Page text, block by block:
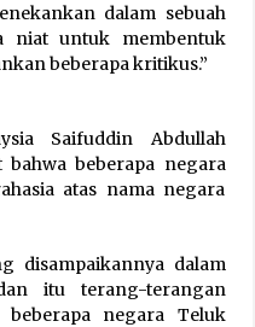
dalam sebuah
niat untuk membentuk
beberapa kritikus.”
Saifuddin Abdullah
bahwa beberapa negara
atas nama negara
disampaikannya dalam
itu terang-terangan
negara Teluk